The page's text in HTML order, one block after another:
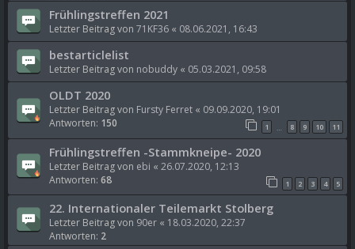
Frühlingstreffen 2021
Letzter Beitrag von 71KF36 « 08.06.2021, 16:43
bestarticlelist
Letzter Beitrag von nobuddy « 05.03.2021, 09:58
OLDT 2020
Letzter Beitrag von Fursty Ferret « 09.09.2020, 19:01
Antworten: 150 1 8 9 10 11
Frühlingstreffen -Stammkneipe- 2020
Letzter Beitrag von ebi « 26.07.2020, 12:13
Antworten: 68 1 2 3 4 5
22. Internationaler Teilemarkt Stolberg
Letzter Beitrag von 90er « 18.03.2020, 22:37
Antworten: 2